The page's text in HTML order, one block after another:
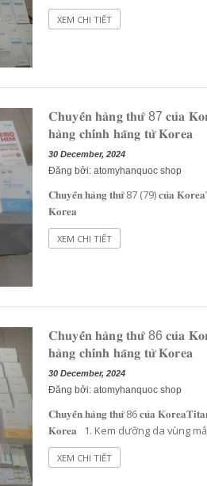
XEM CHI TIẾT
𝐂𝐡𝐮𝐲𝐞̂́𝐧 𝐡𝐚̀𝐧𝐠 𝐭𝐡𝐮̛́ 87 𝐜𝐮̉𝐚
𝐡𝐚̀𝐧𝐠 𝐜𝐡𝐢́𝐧𝐡 𝐡𝐚̃𝐧𝐠 𝐭𝐮̛̀ 𝐊𝐨𝐫𝐞𝐚
30 December, 2024
Đăng bởi: atomyhanquoc shop
𝐂𝐡𝐮𝐲𝐞̂́𝐧 𝐡𝐚̀𝐧𝐠 𝐭𝐡𝐮̛́ 87 (79) 𝐜𝐮̉𝐚
𝐊𝐨𝐫𝐞𝐚
XEM CHI TIẾT
𝐂𝐡𝐮𝐲𝐞̂́𝐧 𝐡𝐚̀𝐧𝐠 𝐭𝐡𝐮̛́ 86 𝐜𝐮̉𝐚
𝐡𝐚̀𝐧𝐠 𝐜𝐡𝐢́𝐧𝐡 𝐡𝐚̃𝐧𝐠 𝐭𝐮̛̀ 𝐊𝐨𝐫𝐞𝐚
30 December, 2024
Đăng bởi: atomyhanquoc shop
𝐂𝐡𝐮𝐲𝐞̂́𝐧 𝐡𝐚̀𝐧𝐠 𝐭𝐡𝐮̛́ 86 𝐜𝐮̉𝐚
𝐊𝐨𝐫𝐞𝐚 1. Kem dưỡng da vùng mắt set 5 the fame 2. Son
cho bé 4. Combo Sữa rửa m...
XEM CHI TIẾT
1.125.000₫